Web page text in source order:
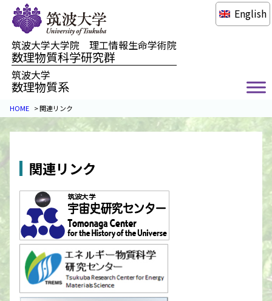
筑波大学大学院 理工情報生命学術院
数理物質科学研究群
筑波大学
数理物質系
English
HOME >関連リンク
関連リンク